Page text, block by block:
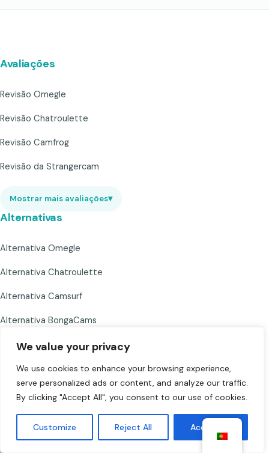
We value your privacy
We use cookies to enhance your browsing experience,
serve personalized ads or content, and analyze our traffic.
By clicking "Accept All", you consent to our use of cookies.
Customize Reject All Accept All
Avaliações
Revisão Omegle
Revisão Chatroulette
Revisão Camfrog
Revisão da Strangercam
Mostrar mais avaliações▾
Alternativas
Alternativa Omegle
Alternativa Chatroulette
Alternativa Camsurf
Alternativa BongaCams
Mostrar mais alternativas▾
Empresa
Regras da Comunidade
Termos de Serviço
política de Privacidade